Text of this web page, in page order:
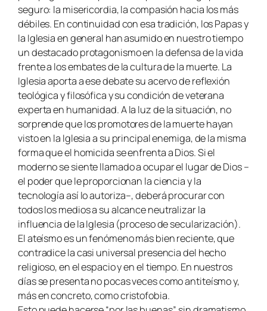
seguro: la misericordia, la compasión hacia los más
débiles. En continuidad con esa tradición, los Papas y
la Iglesia en general han asumido en nuestro tiempo
un destacado protagonismo en la defensa de la vida
frente a los embates de la cultura de la muerte. La
Iglesia aporta a ese debate su acervo de reflexión
teológica y filosófica y su condición de veterana
experta en humanidad. A la luz de la situación, no
sorprende que los promotores de la muerte hayan
visto en la Iglesia a su principal enemiga, de la misma
forma que el homicida se enfrenta a Dios. Si el
moderno se siente llamado a ocupar el lugar de Dios –
el poder que le proporcionan la ciencia y la
tecnología así lo autoriza–, deberá procurar con
todos los medios a su alcance neutralizar la
influencia de la Iglesia (proceso de secularización).
El ateísmo es un fenómeno más bien reciente, que
contradice la casi universal presencia del hecho
religioso, en el espacio y en el tiempo. En nuestros
días se presenta no pocas veces como antiteísmo y,
más en concreto, como cristofobia.